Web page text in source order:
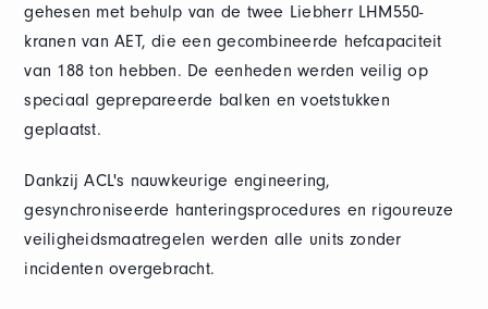
gehesen met behulp van de twee Liebherr LHM550-
kranen van AET, die een gecombineerde hefcapaciteit
van 188 ton hebben. De eenheden werden veilig op
speciaal geprepareerde balken en voetstukken
geplaatst.
Dankzij ACL's nauwkeurige engineering,
gesynchroniseerde hanteringsprocedures en rigoureuze
veiligheidsmaatregelen werden alle units zonder
incidenten overgebracht.